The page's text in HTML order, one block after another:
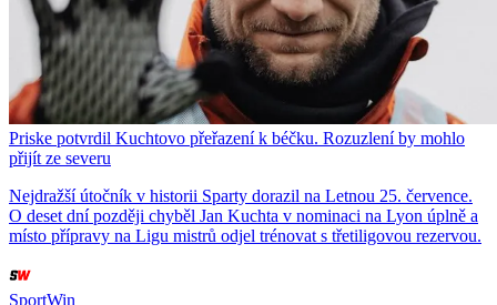
Priske potvrdil Kuchtovo přeřazení k béčku. Rozuzlení by mohlo
přijít ze severu
Nejdražší útočník v historii Sparty dorazil na Letnou 25. července.
O deset dní později chyběl Jan Kuchta v nominaci na Lyon úplně a
místo přípravy na Ligu mistrů odjel trénovat s třetiligovou rezervou.
SportWin